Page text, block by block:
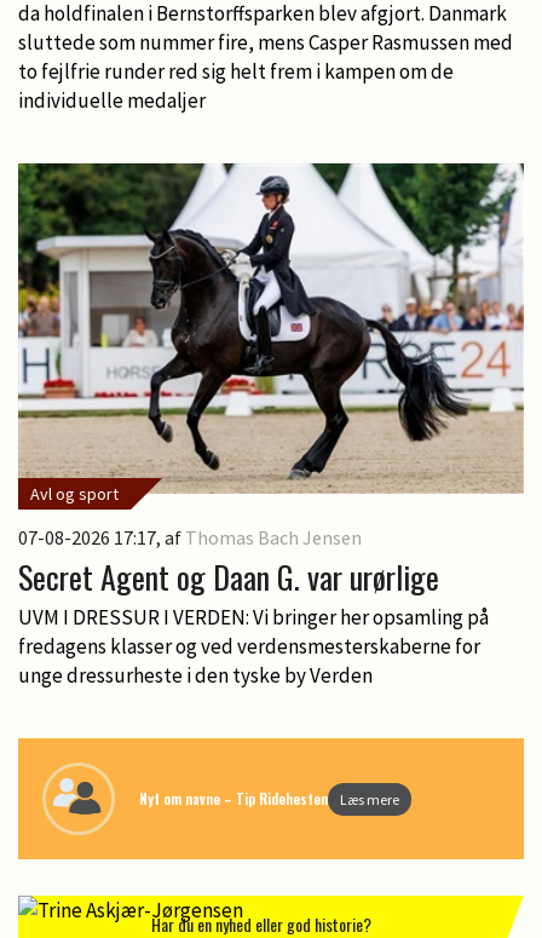
da holdfinalen i Bernstorffsparken blev afgjort. Danmark
sluttede som nummer fire, mens Casper Rasmussen med
to fejlfrie runder red sig helt frem i kampen om de
individuelle medaljer
Avl og sport
07-08-2026 17:17, af Thomas Bach Jensen
Secret Agent og Daan G. var urørlige
UVM I DRESSUR I VERDEN: Vi bringer her opsamling på
fredagens klasser og ved verdensmesterskaberne for
unge dressurheste i den tyske by Verden
Nyt om navne – Tip Ridehesten Læs mere
Har du en nyhed eller god historie?